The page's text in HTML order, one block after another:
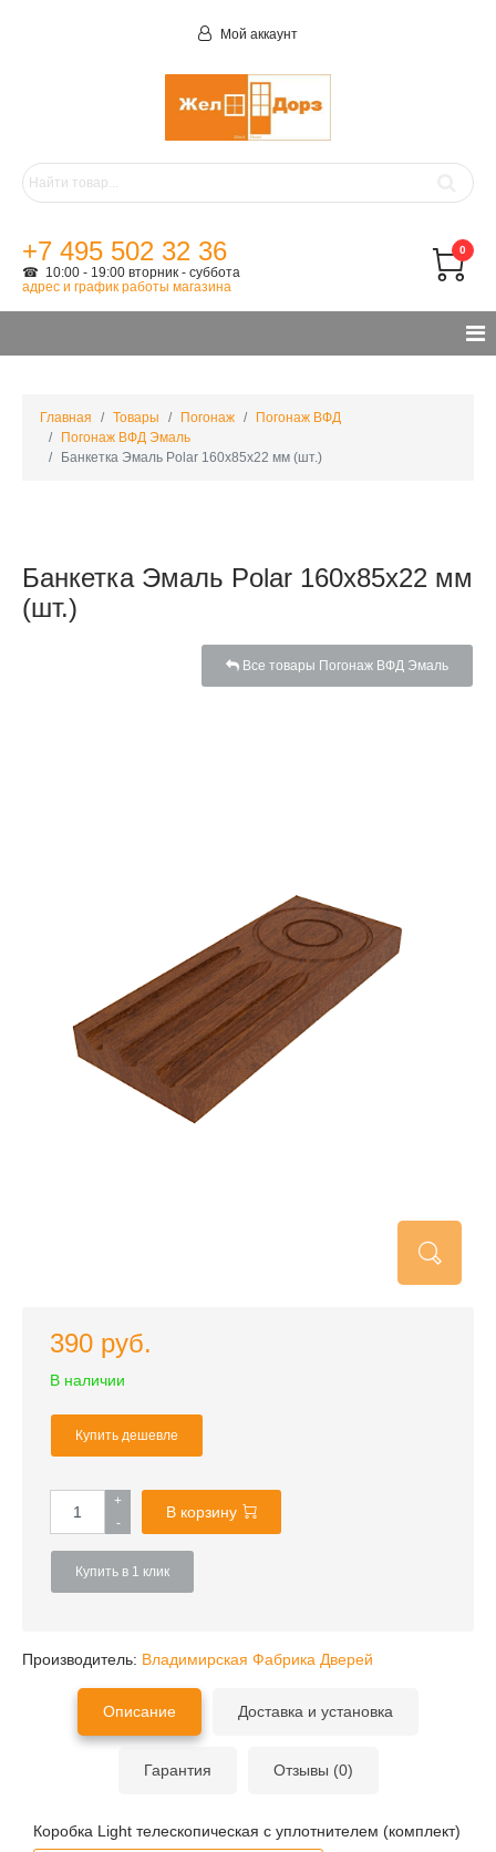
Мой аккаунт
+7 495 502 32 36
☎ 10:00 - 19:00 вторник - суббота
адрес и график работы магазина
0
Главная Товары Погонаж
Погонаж ВФД
Погонаж ВФД Эмаль
Банкетка Эмаль Polar 160х85х22 мм (шт.)
Банкетка Эмаль Polar 160х85х22 мм
(шт.)
Все товары Погонаж ВФД Эмаль
390 руб.
В наличии
Купить дешевле
+
-
В корзину
Купить в 1 клик
Производитель: Владимирская Фабрика Дверей
Описание Доставка и установка
Гарантия Отзывы (0)
Коробка Light телескопическая с уплотнителем (комплект)